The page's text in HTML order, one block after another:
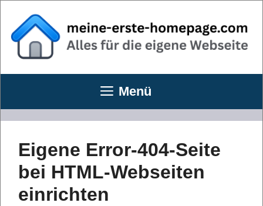
Inhalt
springen
Menü
Eigene Error-404-Seite
bei HTML-Webseiten
einrichten